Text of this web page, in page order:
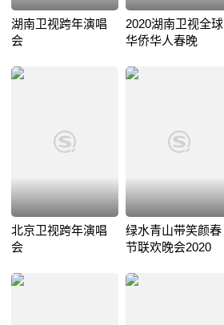
湖南卫视跨年演唱
会
2020湖南卫视全球
华侨华人春晚
北京卫视跨年演唱
会
绿水青山带笑颜春
节联欢晚会2020